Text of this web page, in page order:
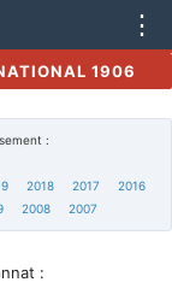
⋮
1906
:
2018 2017
2016
2008 2007
: